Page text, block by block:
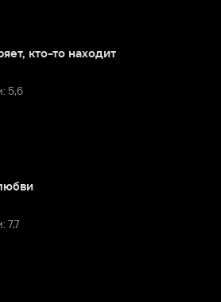
кто-то находит
5,6
7,7